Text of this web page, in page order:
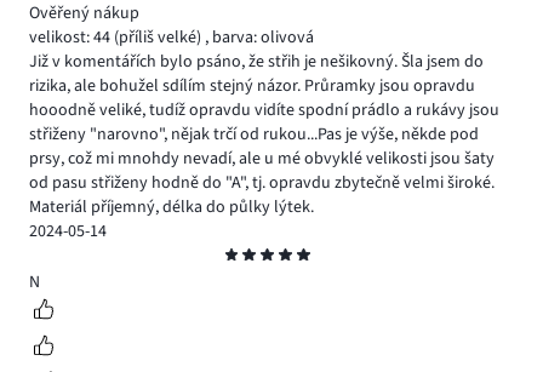
Ověřený nákup
velikost: 44 (příliš velké) , barva: olivová
Již v komentářích bylo psáno, že střih je nešikovný. Šla jsem do
rizika, ale bohužel sdílím stejný názor. Průramky jsou opravdu
hooodně veliké, tudíž opravdu vidíte spodní prádlo a rukávy jsou
střiženy "narovno", nějak trčí od rukou...Pas je výše, někde pod
prsy, což mi mnohdy nevadí, ale u mé obvyklé velikosti jsou šaty
od pasu střiženy hodně do "A", tj. opravdu zbytečně velmi široké.
Materiál příjemný, délka do půlky lýtek.
2024-05-14
5
N